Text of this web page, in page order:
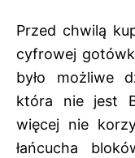
Przed chwilą
cyfrowej
było możliwe
która nie jest
więcej nie
łańcucha